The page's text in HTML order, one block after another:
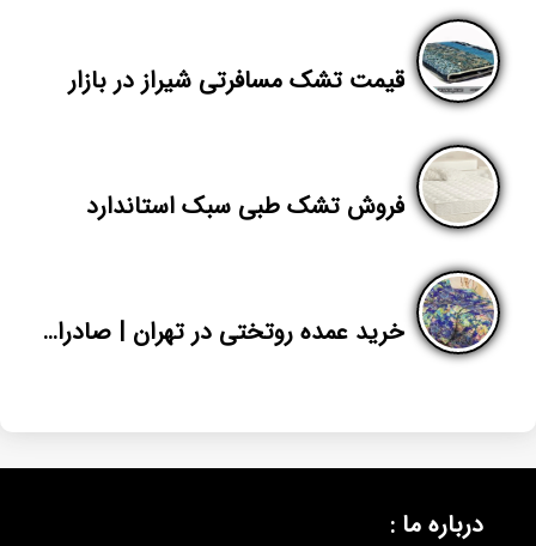
قیمت تشک مسافرتی شیراز در بازار
فروش تشک طبی سبک استاندارد
خرید عمده روتختی در تهران | صادرات روتختی عروس به عراق | پاندا
درباره ما :